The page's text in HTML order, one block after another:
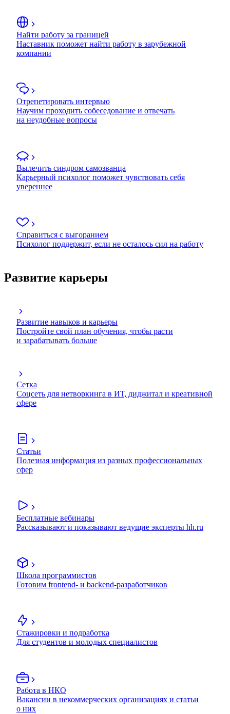
Найти работу за границей
Наставник поможет найти работу в зарубежной
компании
Отрепетировать интервью
Научим проходить собеседование и отвечать
на неудобные вопросы
Вылечить синдром самозванца
Карьерный психолог поможет чувствовать себя
увереннее
Справиться с выгоранием
Психолог поддержит, если не осталось сил на работу
Развитие карьеры
Развитие навыков и карьеры
Постройте свой план обучения, чтобы расти
и зарабатывать больше
Сетка
Соцсеть для нетворкинга в ИТ, диджитал и креативной
сфере
Статьи
Полезная информация из разных профессиональных
сфер
Бесплатные вебинары
Рассказывают и показывают ведущие эксперты hh.ru
Школа программистов
Готовим frontend- и backend-разработчиков
Стажировки и подработка
Для студентов и молодых специалистов
Работа в НКО
Вакансии в некоммерческих организациях и статьи
о них